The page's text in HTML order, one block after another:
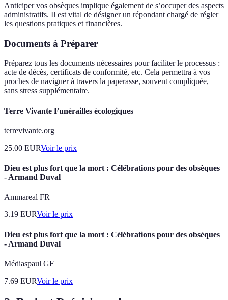
Anticiper vos obsèques implique également de s’occuper des aspects
administratifs. Il est vital de désigner un répondant chargé de régler
les questions pratiques et financières.
Documents à Préparer
Préparez tous les documents nécessaires pour faciliter le processus :
acte de décès, certificats de conformité, etc. Cela permettra à vos
proches de naviguer à travers la paperasse, souvent compliquée,
sans stress supplémentaire.
Terre Vivante Funérailles écologiques
terrevivante.org
25.00 EURVoir le prix
Dieu est plus fort que la mort : Célébrations pour des obsèques
- Armand Duval
Ammareal FR
3.19 EURVoir le prix
Dieu est plus fort que la mort : Célébrations pour des obsèques
- Armand Duval
Médiaspaul GF
7.69 EURVoir le prix